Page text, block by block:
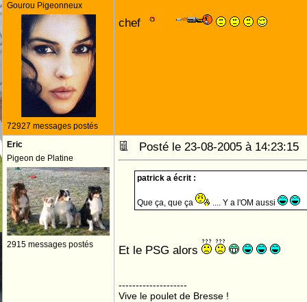
Gourou Pigeonneux
72927 messages postés
chef
Eric
Pigeon de Platine
2915 messages postés
Posté le 23-08-2005 à
patrick a écrit :
Que ça, que ça .... Y a l'OM aussi
Et le PSG alors
--------------------
Vive le poulet de Bresse !